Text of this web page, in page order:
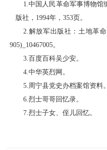
1.中国人民革命军事博物馆
版社，1994年，353页。
2.解放军出版社：土地革
905)_10467005。
3.百度百科吴少安。
4.中华英烈网。
5.周宁县党史办档案馆资料。
6.烈士哥哥回忆录。
7.烈士子女、侄儿回忆。